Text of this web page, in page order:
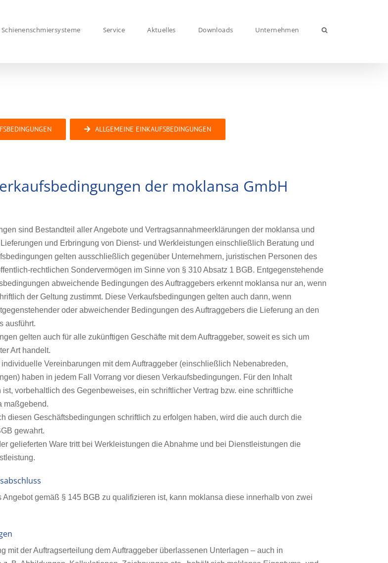
Schienenschmiersysteme Service Aktuelles Downloads Unternehmen
ALLGEMEINE EINKAUFSBEDINGUNGEN
der moklansa GmbH
sind Bestandteil aller Angebote und Vertragsannahmeerklärungen der moklansa und
und Erbringung von Dienst- und Werkleistungen einschließlich Beratung und
gelten ausschließlich gegenüber Unternehmern, juristischen Personen des
rechtlichen Sondervermögen im Sinne von § 310 Absatz 1 BGB. Entgegenstehende
abweichende Bedingungen des Auftraggebers erkennt moklansa nur an, wenn
der Geltung zustimmt. Diese Verkaufsbedingungen gelten auch dann, wenn
oder abweichender Bedingungen des Auftraggebers die Lieferung an den
ausführt.
gelten auch für alle zukünftigen Geschäfte mit dem Auftraggeber, soweit es sich um
Art handelt.
Vereinbarungen mit dem Auftraggeber (einschließlich Nebenabreden,
haben in jedem Fall Vorrang vor diesen Verkaufsbedingungen. Für den Inhalt
vorbehaltlich des Gegenbeweises, ein schriftlicher Vertrag bzw. eine schriftliche
maßgebend.
diesen Geschäftsbedingungen schriftlich zu erfolgen haben, wird die auch durch die
gewahrt.
gelieferten Ware tritt bei Werkleistungen die Abnahme und bei Dienstleistungen die
gemäß § 145 BGB zu qualifizieren ist, kann moklansa diese innerhalb von zwei
mit der Auftragserteilung dem Auftraggeber überlassenen Unterlagen – auch in